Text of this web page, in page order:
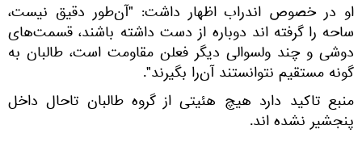
او در خصوص اندراب اظهار داشت: "آن‌طور دقیق نیست،
ساحه را گرفته اند دوباره از دست داشته باشند، قسمت‌های
دوشی و چند ولسوالی دیگر فعلن مقاومت است، طالبان به
گونه مستقیم نتوانستند آن‌را بگیرند".
منبع تاکید دارد هیچ هئیتی از گروه طالبان تاحال داخل
پنجشیر نشده اند.